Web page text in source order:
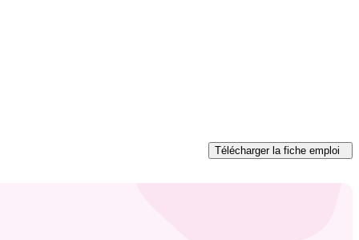
Télécharger la fiche emploi